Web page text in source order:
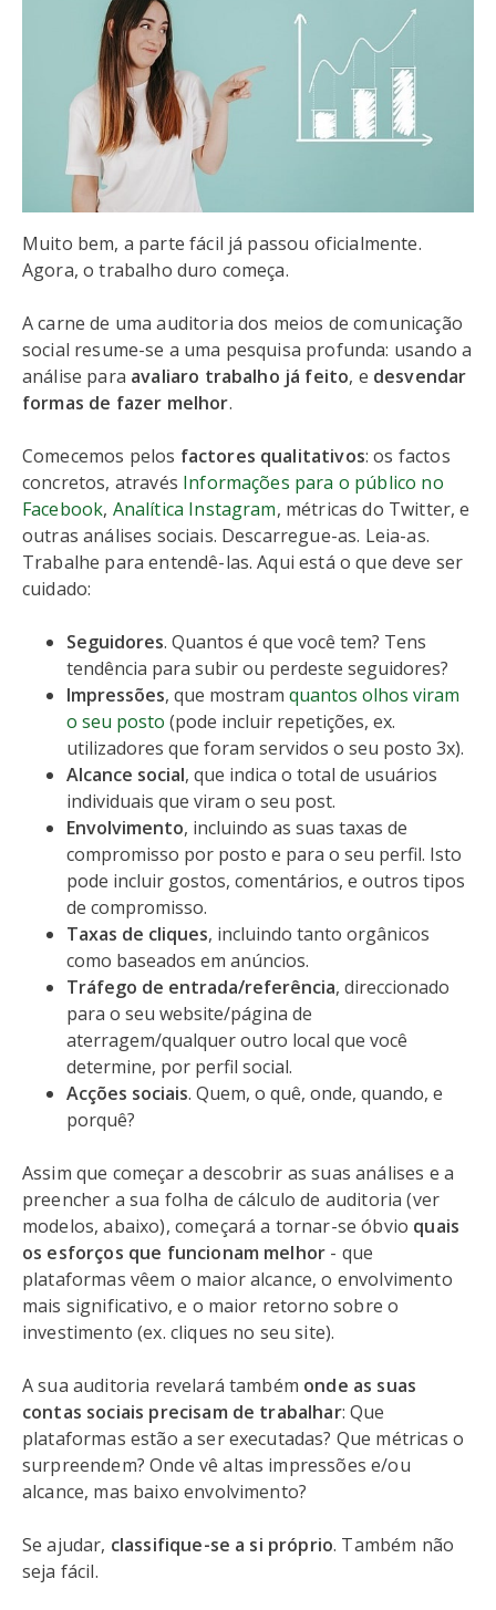
Muito bem, a parte fácil já passou oficialmente.
Agora, o trabalho duro começa.
A carne de uma auditoria dos meios de comunicação
social resume-se a uma pesquisa profunda: usando a
análise para avaliaro trabalho já feito, e desvendar
formas de fazer melhor.
Comecemos pelos factores qualitativos: os factos
concretos, através Informações para o público no
Facebook, Analítica Instagram, métricas do Twitter, e
outras análises sociais. Descarregue-as. Leia-as.
Trabalhe para entendê-las. Aqui está o que deve ser
cuidado:
Seguidores. Quantos é que você tem? Tens
tendência para subir ou perdeste seguidores?
Impressões, que mostram quantos olhos viram
o seu posto (pode incluir repetições, ex.
utilizadores que foram servidos o seu posto 3x).
Alcance social, que indica o total de usuários
individuais que viram o seu post.
Envolvimento, incluindo as suas taxas de
compromisso por posto e para o seu perfil. Isto
pode incluir gostos, comentários, e outros tipos
de compromisso.
Taxas de cliques, incluindo tanto orgânicos
como baseados em anúncios.
Tráfego de entrada/referência, direccionado
para o seu website/página de
aterragem/qualquer outro local que você
determine, por perfil social.
Acções sociais. Quem, o quê, onde, quando, e
porquê?
Assim que começar a descobrir as suas análises e a
preencher a sua folha de cálculo de auditoria (ver
modelos, abaixo), começará a tornar-se óbvio quais
os esforços que funcionam melhor - que
plataformas vêem o maior alcance, o envolvimento
mais significativo, e o maior retorno sobre o
investimento (ex. cliques no seu site).
A sua auditoria revelará também onde as suas
contas sociais precisam de trabalhar: Que
plataformas estão a ser executadas? Que métricas o
surpreendem? Onde vê altas impressões e/ou
alcance, mas baixo envolvimento?
Se ajudar, classifique-se a si próprio. Também não
seja fácil.